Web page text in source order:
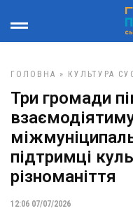
ГОЛОВНА » КУЛЬТУРА
Три громади
підтримці
різноманіття
12:06 07/07/2026